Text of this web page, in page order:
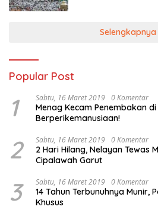
Selengkapnya
Popular Post
1 Sabtu, 16 Maret 2019 0 Komentar
Menag Kecam Penembakan
Berperikemanusiaan!
2 Sabtu, 16 Maret 2019 0 Komentar
2 Hari Hilang, Nelayan Tewas
Cipalawah Garut
3 Sabtu, 16 Maret 2019 0 Komentar
14 Tahun Terbunuhnya Munir,
Khusus